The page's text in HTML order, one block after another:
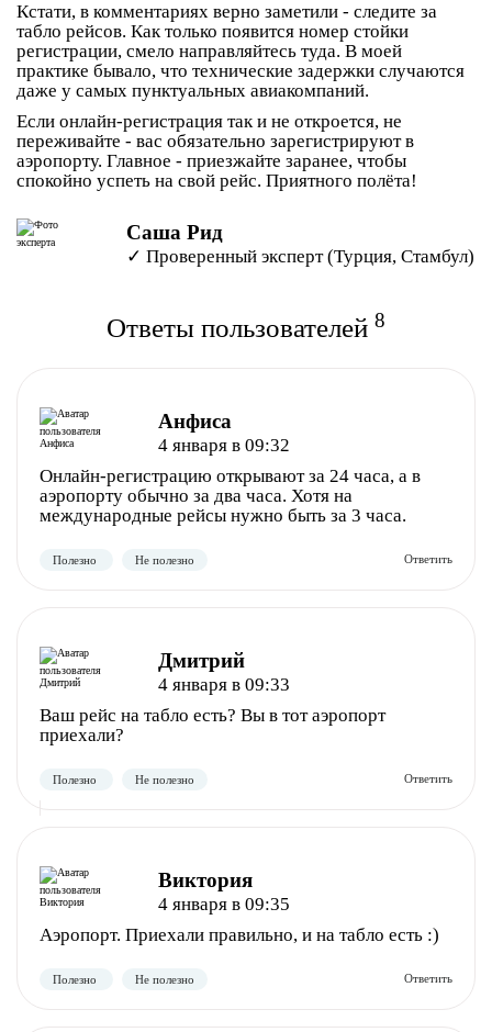
Кстати, в комментариях верно заметили - следите за
табло рейсов. Как только появится номер стойки
регистрации, смело направляйтесь туда. В моей
практике бывало, что технические задержки случаются
даже у самых пунктуальных авиакомпаний.
Если онлайн-регистрация так и не откроется, не
переживайте - вас обязательно зарегистрируют в
аэропорту. Главное - приезжайте заранее, чтобы
спокойно успеть на свой рейс. Приятного полёта!
Саша Рид
✓ Проверенный эксперт (Турция, Стамбул)
Ответы пользователей 8
Анфиса
4 января в 09:32
Онлайн-регистрацию открывают за 24 часа, а в
аэропорту обычно за два часа. Хотя на
международные рейсы нужно быть за 3 часа.
Дмитрий
4 января в 09:33
Ваш рейс на табло есть? Вы в тот аэропорт
приехали?
Виктория
4 января в 09:35
Аэропорт. Приехали правильно, и на табло есть :)